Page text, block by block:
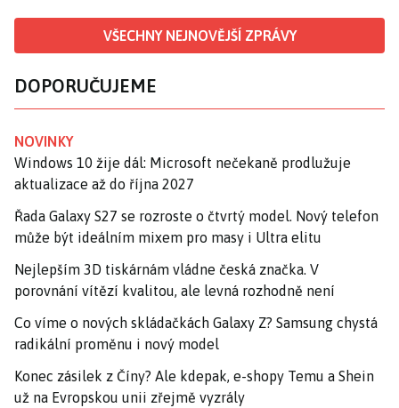
VŠECHNY NEJNOVĚJŠÍ ZPRÁVY
DOPORUČUJEME
NOVINKY
Windows 10 žije dál: Microsoft nečekaně prodlužuje
aktualizace až do října 2027
Řada Galaxy S27 se rozroste o čtvrtý model. Nový telefon
může být ideálním mixem pro masy i Ultra elitu
Nejlepším 3D tiskárnám vládne česká značka. V
porovnání vítězí kvalitou, ale levná rozhodně není
Co víme o nových skládačkách Galaxy Z? Samsung chystá
radikální proměnu i nový model
Konec zásilek z Číny? Ale kdepak, e-shopy Temu a Shein
už na Evropskou unii zřejmě vyzrály